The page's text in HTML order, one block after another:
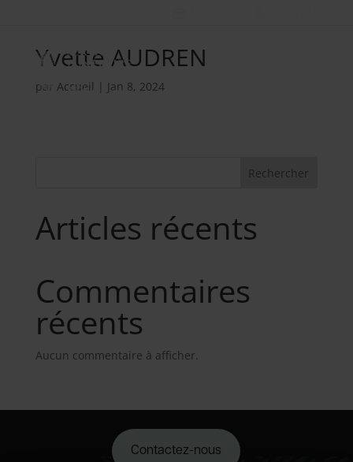
Yvette AUDREN
par Accueil | Jan 8, 2024
Rechercher
Articles récents
Commentaires
récents
Aucun commentaire à afficher.
Contactez-nous